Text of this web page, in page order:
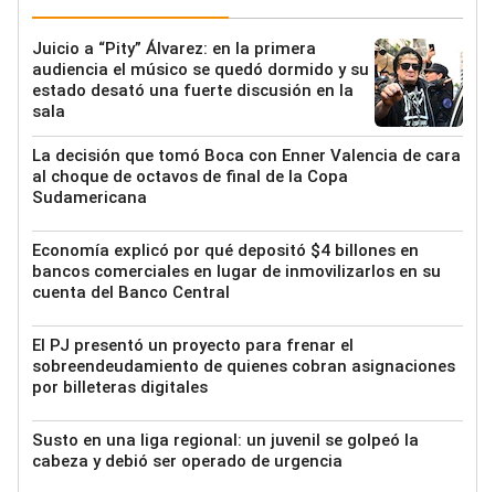
Juicio a “Pity” Álvarez: en la primera
audiencia el músico se quedó dormido y su
estado desató una fuerte discusión en la
sala
La decisión que tomó Boca con Enner Valencia de cara
al choque de octavos de final de la Copa
Sudamericana
Economía explicó por qué depositó $4 billones en
bancos comerciales en lugar de inmovilizarlos en su
cuenta del Banco Central
El PJ presentó un proyecto para frenar el
sobreendeudamiento de quienes cobran asignaciones
por billeteras digitales
Susto en una liga regional: un juvenil se golpeó la
cabeza y debió ser operado de urgencia